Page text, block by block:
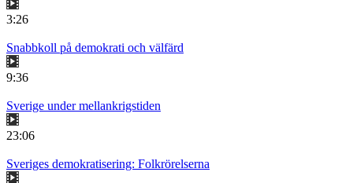
3:26
Snabbkoll på demokrati och välfärd
9:36
Sverige under mellankrigstiden
23:06
Sveriges demokratisering: Folkrörelserna